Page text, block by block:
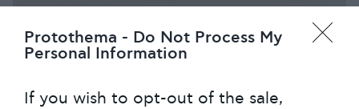
Protothema - Do Not Process My
Personal Information
If you wish to opt-out of the sale,